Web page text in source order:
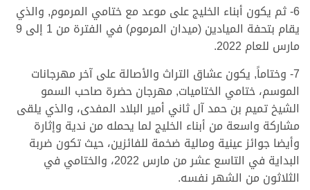
6- ثم يكون أبناء الخليج على موعد مع ختامي المرموم, والذي
يقام بتحفة الميادين (ميدان المرموم) في الفترة من 1 إلى 9
مارس للعام 2022.
7- وختاماً, يكون عشاق التراث والأصالة على آخر مهرجانات
الموسم، ختامي الختاميات, مهرجان حضرة صاحب السمو
الشيخ تميم بن حمد آل ثاني أمير البلاد المفدى، والذي يلقى
مشاركة واسعة من أبناء الخليج لما يحمله من ندية وإثارة
وأيضا جوائز عينية ومالية ضخمة للفائزين، حيث تكون ضربة
البداية في التاسع عشر من مارس 2022، والختامي في
الثلاثون من الشهر نفسه.